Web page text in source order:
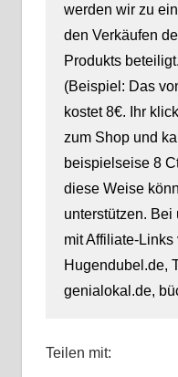
werden wir zu
den Verkäufen
Produkts
(Beispiel: Das
kostet 8€. Ihr
zum Shop und
beispielseise 8
diese Weise
unterstützen.
mit Affiliate-Links
Hugendubel.de,
genialokal.de,
Teilen mit: